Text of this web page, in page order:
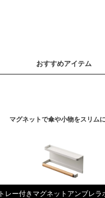
おすすめアイテム
マグネットで傘や小物をスリム
トレー付きマグネットアンブレラ